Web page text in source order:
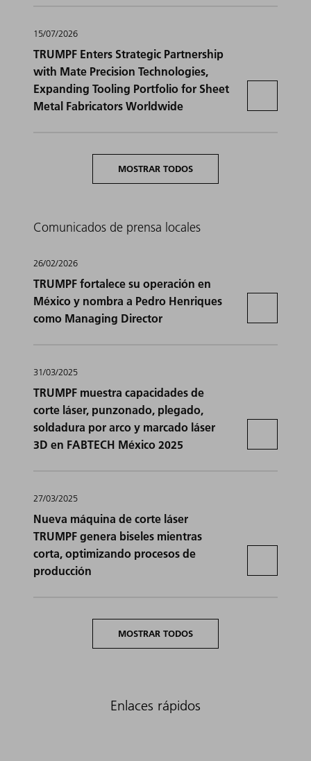
15/07/2026
TRUMPF Enters Strategic Partnership
with Mate Precision Technologies,
Expanding Tooling Portfolio for Sheet
Metal Fabricators Worldwide
MOSTRAR TODOS
Comunicados de prensa locales
26/02/2026
TRUMPF fortalece su operación en
México y nombra a Pedro Henriques
como Managing Director
31/03/2025
TRUMPF muestra capacidades de
corte láser, punzonado, plegado,
soldadura por arco y marcado láser
3D en FABTECH México 2025
27/03/2025
Nueva máquina de corte láser
TRUMPF genera biseles mientras
corta, optimizando procesos de
producción
MOSTRAR TODOS
Enlaces rápidos